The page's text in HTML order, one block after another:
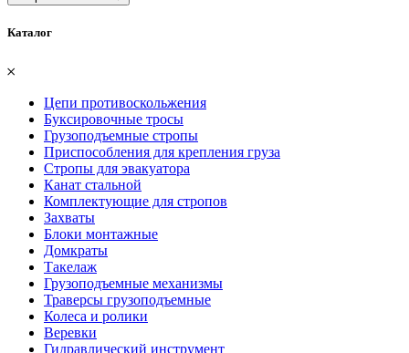
Каталог
𐄂
Цепи противоскольжения
Буксировочные тросы
Грузоподъемные стропы
Приспособления для крепления груза
Стропы для эвакуатора
Канат стальной
Комплектующие для стропов
Захваты
Блоки монтажные
Домкраты
Такелаж
Грузоподъемные механизмы
Траверсы грузоподъемные
Колеса и ролики
Веревки
Гидравлический инструмент